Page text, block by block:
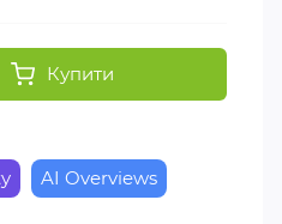
Купити
AI Overviews